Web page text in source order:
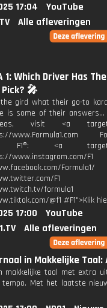
17:04
YouTube
Alle afleveringen
1: Which Driver Has
🎤
gird what their go-to
is some of their answers...
visit <a
www.Formula1.com
F1®: <a
www.instagram.com/F1
Formula1/
F1
formula1
@f1 #F1">Klik
17:00
YouTube
Alle afleveringen
in Makkelijke
makkelijke taal met extra
tempo. Met het laatste